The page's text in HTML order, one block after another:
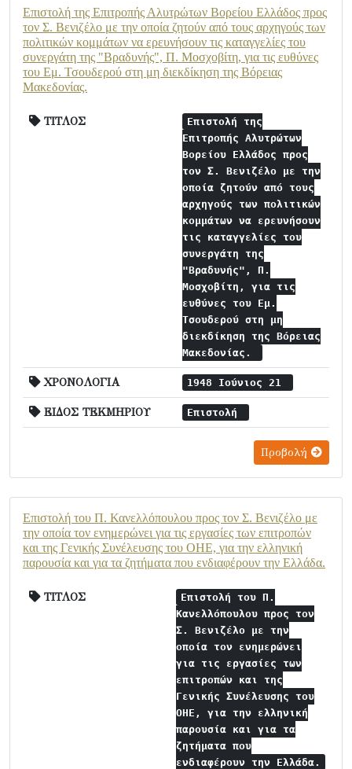
Επιστολή της Επιτροπής Αλυτρώτων Βορείου Ελλάδος προς
τον Σ. Βενιζέλο με την οποία ζητούν από τους αρχηγούς των
πολιτικών κομμάτων να ερευνήσουν τις καταγγελίες του
συνεργάτη της "Βραδυνής", Π. Μοσχοβίτη, για τις ευθύνες
του Εμ. Τσουδερού στη μη διεκδίκηση της Βόρειας
Μακεδονίας.
ΤΙΤΛΟΣ
Επιστολή της
Επιτροπής Αλυτρώτων
Βορείου Ελλάδος προς
τον Σ. Βενιζέλο με την
οποία ζητούν από τους
αρχηγούς των πολιτικών
κομμάτων να ερευνήσουν
τις καταγγελίες του
συνεργάτη της
"Βραδυνής", Π.
Μοσχοβίτη, για τις
ευθύνες του Εμ.
Τσουδερού στη μη
διεκδίκηση της Βόρειας
Μακεδονίας.
ΧΡΟΝΟΛΟΓΙΑ 1948 Ιούνιος 21
ΕΙΔΟΣ ΤΕΚΜΗΡΙΟΥ Επιστολή
Προβολή
Επιστολή του Π. Κανελλόπουλου προς τον Σ. Βενιζέλο με
την οποία τον ενημερώνει για τις εργασίες των επιτροπών
και της Γενικής Συνέλευσης του ΟΗΕ, για την ελληνική
παρουσία και για τα ζητήματα που ενδιαφέρουν την Ελλάδα.
ΤΙΤΛΟΣ
Επιστολή του Π.
Κανελλόπουλου προς τον
Σ. Βενιζέλο με την
οποία τον ενημερώνει
για τις εργασίες των
επιτροπών και της
Γενικής Συνέλευσης του
ΟΗΕ, για την ελληνική
παρουσία και για τα
ζητήματα που
ενδιαφέρουν την Ελλάδα.